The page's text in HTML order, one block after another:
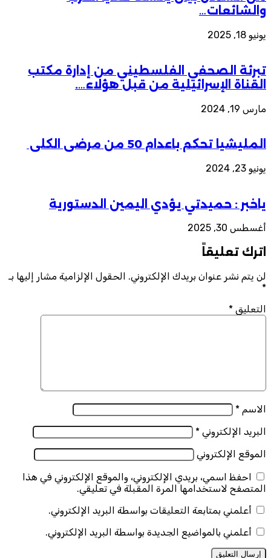
والشائعات…
يونيو 18, 2025
تبرئة الصحفي الفلسطيني من إدارة مكتب
القناة الإسرائيلية من قبل هؤلاء….
مارس 19, 2024
المليشيا تحكم باعدام 50 من مرضى الكلى
يونيو 23, 2024
ياخبر : حميدتي يؤدي اليمين الدستورية
أغسطس 30, 2025
اترك تعليقاً
لن يتم نشر عنوان بريدك الإلكتروني. الحقول الإلزامية مشار إليها بـ
*
التعليق *
الاسم *
البريد الإلكتروني *
الموقع الإلكتروني
احفظ اسمي، بريدي الإلكتروني، والموقع الإلكتروني في هذا
المتصفح لاستخدامها المرة المقبلة في تعليقي.
أعلمني بمتابعة التعليقات بواسطة البريد الإلكتروني.
أعلمني بالمواضيع الجديدة بواسطة البريد الإلكتروني.